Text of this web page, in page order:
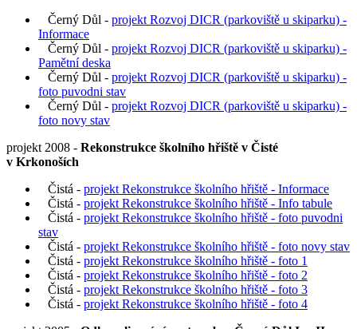
Černý Důl - projekt Rozvoj DICR (parkoviště u skiparku) -
Informace
Černý Důl - projekt Rozvoj DICR (parkoviště u skiparku) -
Pamětní deska
Černý Důl - projekt Rozvoj DICR (parkoviště u skiparku) -
foto puvodni stav
Černý Důl - projekt Rozvoj DICR (parkoviště u skiparku) -
foto novy stav
projekt 2008 - Rekonstrukce školního hřiště v Čisté
v Krkonoších
Čistá - projekt Rekonstrukce školního hřiště - Informace
Čistá - projekt Rekonstrukce školního hřiště - Info tabule
Čistá - projekt Rekonstrukce školního hřiště - foto puvodni
stav
Čistá - projekt Rekonstrukce školního hřiště - foto novy stav
Čistá - projekt Rekonstrukce školního hřiště - foto 1
Čistá - projekt Rekonstrukce školního hřiště - foto 2
Čistá - projekt Rekonstrukce školního hřiště - foto 3
Čistá - projekt Rekonstrukce školního hřiště - foto 4